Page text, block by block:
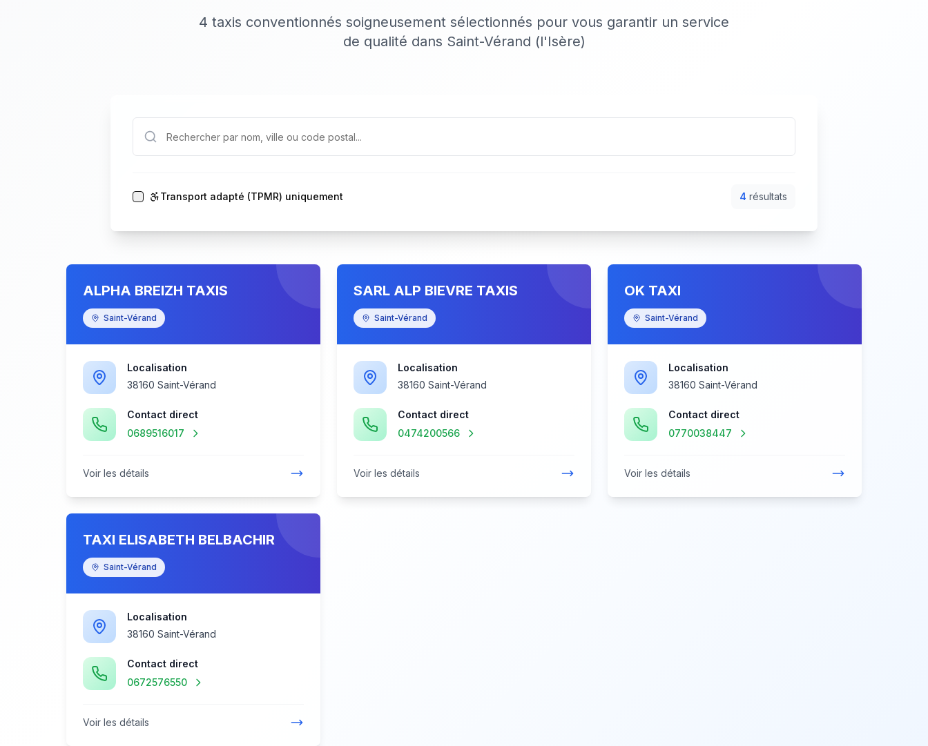
4 taxis conventionnés soigneusement sélectionnés pour vous garantir un service
de qualité dans Saint-Vérand (l'Isère)
Transport adapté (TPMR) uniquement 4 résultats
ALPHA BREIZH TAXIS
Saint-Vérand
Localisation
38160 Saint-Vérand
Contact direct
0689516017
Voir les détails
SARL ALP BIEVRE TAXIS
Saint-Vérand
Localisation
38160 Saint-Vérand
Contact direct
0474200566
Voir les détails
OK TAXI
Saint-Vérand
Localisation
38160 Saint-Vérand
Contact direct
0770038447
Voir les détails
TAXI ELISABETH BELBACHIR
Saint-Vérand
Localisation
38160 Saint-Vérand
Contact direct
0672576550
Voir les détails